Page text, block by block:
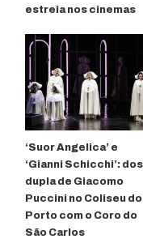
estreia nos cinemas
‘Suor Angelica’ e
‘Gianni Schicchi’:
dupla de Giacomo
Puccini no Coliseu do
Porto com o Coro do
São Carlos